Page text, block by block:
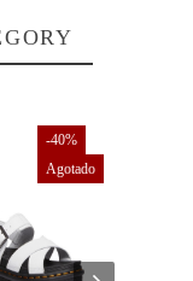
-40%
Agotado